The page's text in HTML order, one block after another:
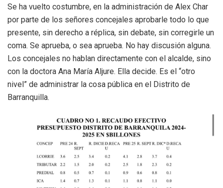
Se ha vuelto costumbre, en la administración de Alex Char
por parte de los señores concejales aprobarle todo lo que
presente, sin derecho a réplica, sin debate, sin corregirle un
coma. Se aprueba, o sea aprueba. No hay discusión alguna.
Los concejales no hablan directamente con el alcalde, sino
con la doctora Ana María Aljure. Ella decide. Es el “otro
nivel” de administrar la cosa pública en el Distrito de
Barranquilla.